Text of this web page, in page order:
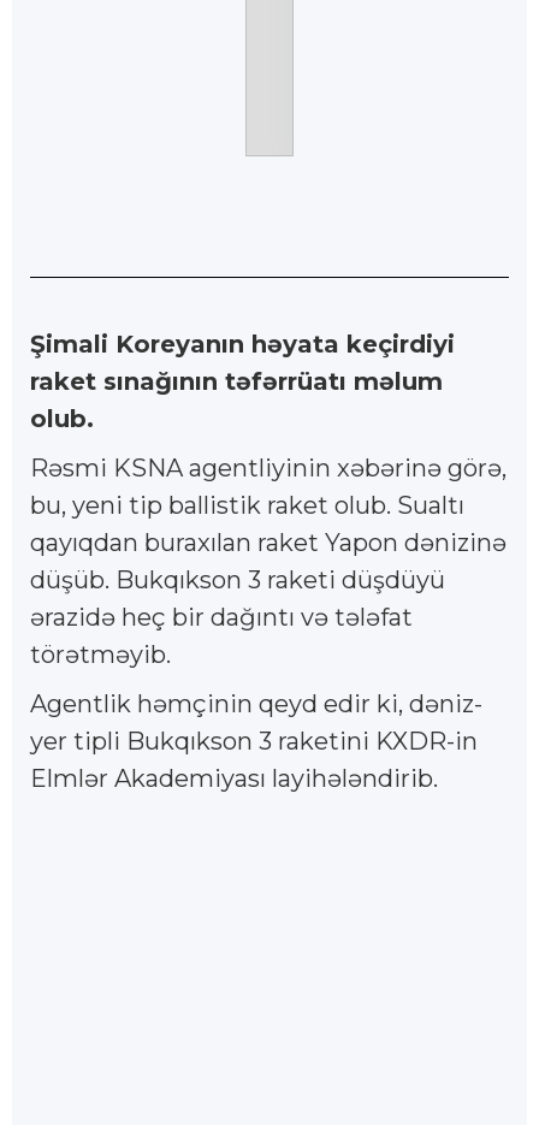
Şimali Koreyanın həyata keçirdiyi
raket sınağının təfərrüatı məlum
olub.
Rəsmi KSNA agentliyinin xəbərinə görə,
bu, yeni tip ballistik raket olub. Sualtı
qayıqdan buraxılan raket Yapon dənizinə
düşüb. Bukqıkson 3 raketi düşdüyü
ərazidə heç bir dağıntı və tələfat
törətməyib.
Agentlik həmçinin qeyd edir ki, dəniz-
yer tipli Bukqıkson 3 raketini KXDR-in
Elmlər Akademiyası layihələndirib.